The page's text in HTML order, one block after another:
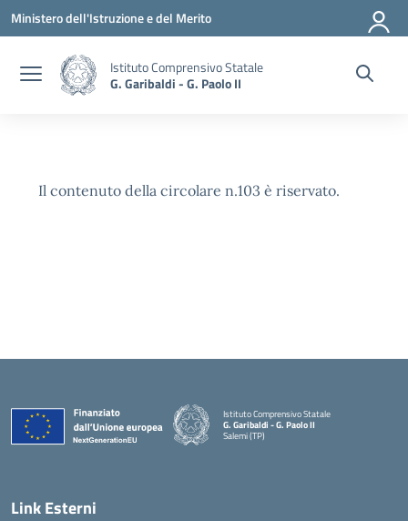
Vai ai contenuti
Vai al menu di navigazione
Vai al footer
Ministero dell'Istruzione e del Merito
Istituto Comprensivo Statale
G. Garibaldi - G. Paolo II
Il contenuto della circolare n.103 è riservato.
Istituto Comprensivo Statale
G. Garibaldi - G. Paolo II
Salemi (TP)
Link Esterni